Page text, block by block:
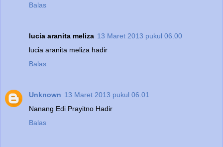
Balas
lucia aranita meliza 13 Maret 2013 pukul 06.00
lucia aranita meliza hadir
Balas
Unknown 13 Maret 2013 pukul 06.01
Nanang Edi Prayitno Hadir
Balas